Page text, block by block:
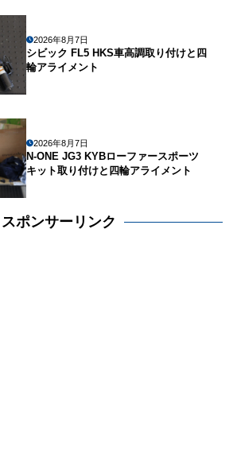
2026年8月7日
シビック FL5 HKS車高調取り付けと四
輪アライメント
2026年8月7日
N-ONE JG3 KYBローファースポーツ
キット取り付けと四輪アライメント
スポンサーリンク